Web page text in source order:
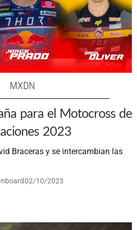
MXDN
para el Motocross de
2023
Braceras y se intercambian las
02/10/2023